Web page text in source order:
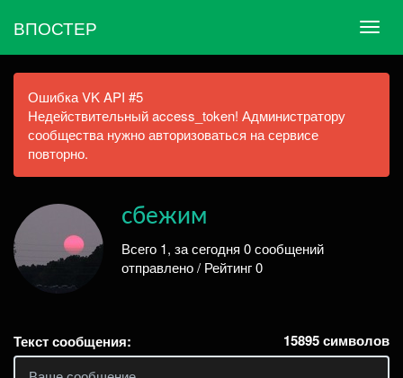
ВПОСТЕР
Ошибка VK API #5
Недействительный access_token! Администратору
сообщества нужно авторизоваться на сервисе
повторно.
сбежим
Всего 1, за сегодня 0 сообщений
отправлено / Рейтинг 0
Текст сообщения: 15895символов